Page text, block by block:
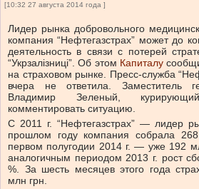
[10:32 27 августа 2014 года ]
Лидер рынка добровольного
компания “Нефтегазстрах” может до
деятельность в связи с потерей
“Укрзалізниці”. Об этом Капиталу
на страховом рынке. Пресс-служба
вчера не ответила. Заместитель
Владимир Зеленый,
комментировать ситуацию.
С 2011 г. “Нефтегазстрах” — лидер
прошлом году компания собрала
первом полугодии 2014 г. — уже 192
аналогичным периодом 2013 г. рост
%. За шесть месяцев этого года
млн грн.